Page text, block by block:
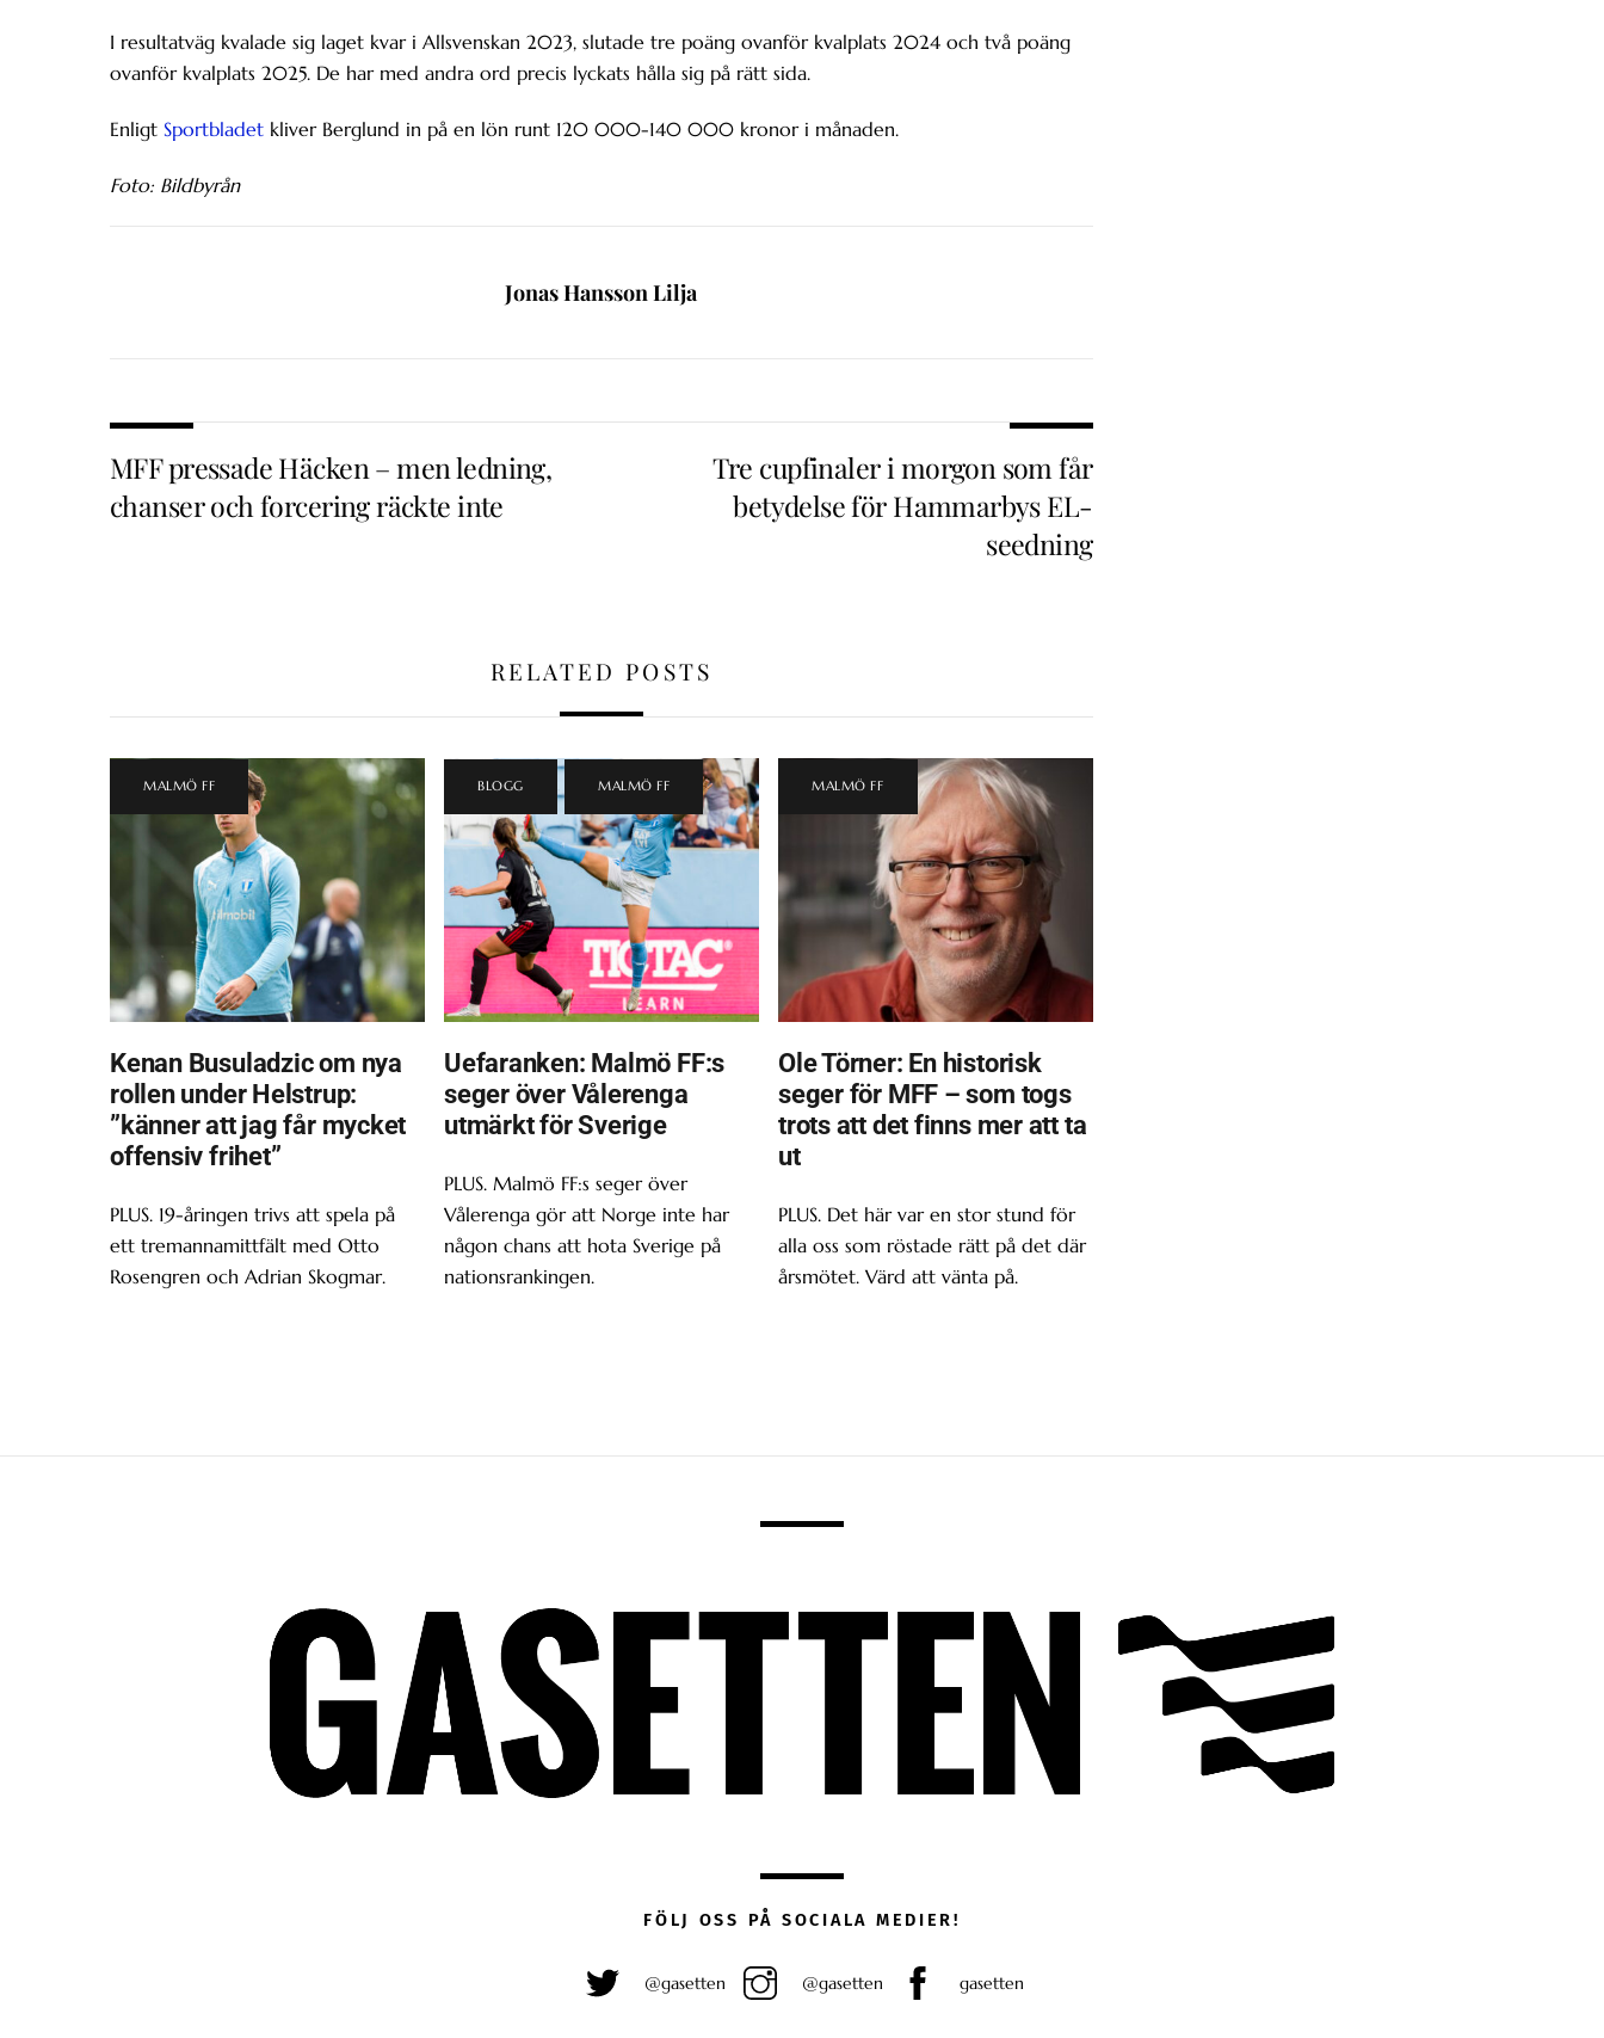
I resultatväg kvalade sig laget kvar i Allsvenskan 2023, slutade tre poäng ovanför kvalplats 2024 och två poäng
ovanför kvalplats 2025. De har med andra ord precis lyckats hålla sig på rätt sida.
Enligt Sportbladet kliver Berglund in på en lön runt 120 000-140 000 kronor i månaden.
Foto: Bildbyrån
Jonas Hansson Lilja
MFF pressade Häcken – men ledning,
chanser och forcering räckte inte
Tre cupfinaler i morgon som får
betydelse för Hammarbys EL-
seedning
RELATED POSTS
MALMÖ FF
Kenan Busuladzic om nya
rollen under Helstrup:
”känner att jag får mycket
offensiv frihet”
PLUS. 19-åringen trivs att spela på
ett tremannamittfält med Otto
Rosengren och Adrian Skogmar.
BLOGG MALMÖ FF
Uefaranken: Malmö FF:s
seger över Vålerenga
utmärkt för Sverige
PLUS. Malmö FF:s seger över
Vålerenga gör att Norge inte har
någon chans att hota Sverige på
nationsrankingen.
MALMÖ FF
Ole Törner: En historisk
seger för MFF – som togs
trots att det finns mer att ta
ut
PLUS. Det här var en stor stund för
alla oss som röstade rätt på det där
årsmötet. Värd att vänta på.
FÖLJ OSS PÅ SOCIALA MEDIER!
@gasetten @gasetten gasetten